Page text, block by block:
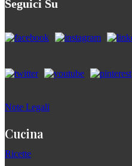
Seguici Su
Note Legali
Cucina
Ricette